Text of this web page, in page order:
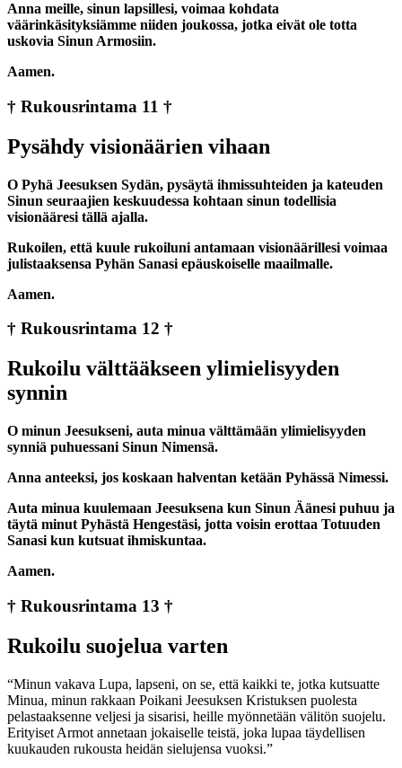
Anna meille, sinun lapsillesi, voimaa kohdata
väärinkäsityksiämme niiden joukossa, jotka eivät ole totta
uskovia Sinun Armosiin.
Aamen.
† Rukousrintama 11 †
Pysähdy visionäärien vihaan
O Pyhä Jeesuksen Sydän, pysäytä ihmissuhteiden ja kateuden
Sinun seuraajien keskuudessa kohtaan sinun todellisia
visionääresi tällä ajalla.
Rukoilen, että kuule rukoiluni antamaan visionäärillesi voimaa
julistaaksensa Pyhän Sanasi epäuskoiselle maailmalle.
Aamen.
† Rukousrintama 12 †
Rukoilu välttääkseen ylimielisyyden
synnin
O minun Jeesukseni, auta minua välttämään ylimielisyyden
synniä puhuessani Sinun Nimensä.
Anna anteeksi, jos koskaan halventan ketään Pyhässä Nimessi.
Auta minua kuulemaan Jeesuksena kun Sinun Äänesi puhuu ja
täytä minut Pyhästä Hengestäsi, jotta voisin erottaa Totuuden
Sanasi kun kutsuat ihmiskuntaa.
Aamen.
† Rukousrintama 13 †
Rukoilu suojelua varten
“Minun vakava Lupa, lapseni, on se, että kaikki te, jotka kutsuatte
Minua, minun rakkaan Poikani Jeesuksen Kristuksen puolesta
pelastaaksenne veljesi ja sisarisi, heille myönnetään välitön suojelu.
Erityiset Armot annetaan jokaiselle teistä, joka lupaa täydellisen
kuukauden rukousta heidän sielujensa vuoksi.”